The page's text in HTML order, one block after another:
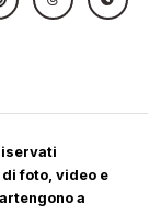
foto, video e
a